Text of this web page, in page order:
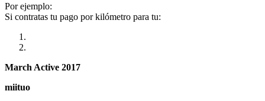
Por ejemplo:
Si contratas tu pago por kilómetro para tu:
March Active 2017
miituo